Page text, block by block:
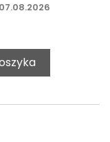
07.08.2026